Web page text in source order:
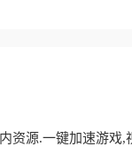
资源.一键加速游